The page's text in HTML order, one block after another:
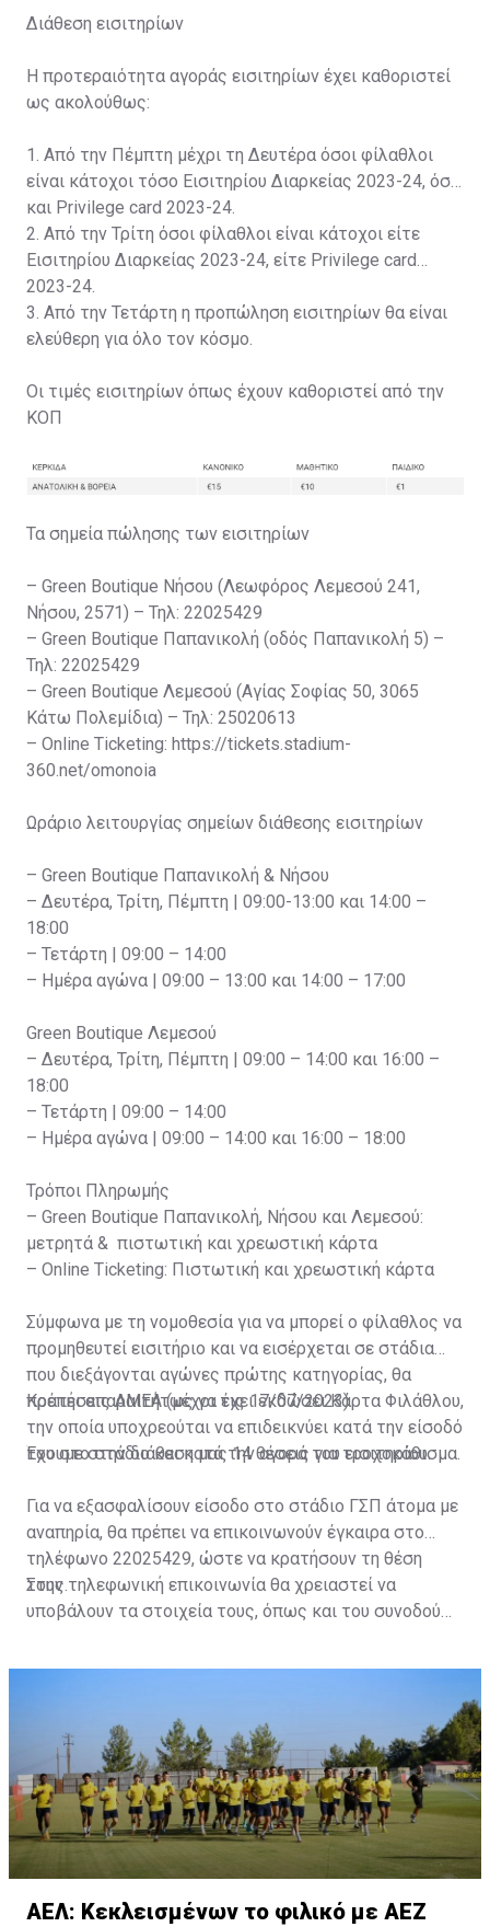
Διάθεση εισιτηρίων
Η προτεραιότητα αγοράς εισιτηρίων έχει καθοριστεί
ως ακολούθως:
1. Από την Πέμπτη μέχρι τη Δευτέρα όσοι φίλαθλοι
είναι κάτοχοι τόσο Εισιτηρίου Διαρκείας 2023-24, όσο
και Privilege card 2023-24.
2. Από την Τρίτη όσοι φίλαθλοι είναι κάτοχοι είτε
Εισιτηρίου Διαρκείας 2023-24, είτε Privilege card
2023-24.
3. Από την Τετάρτη η προπώληση εισιτηρίων θα είναι
ελεύθερη για όλο τον κόσμο.
Οι τιμές εισιτηρίων όπως έχουν καθοριστεί από την
ΚΟΠ
Τα σημεία πώλησης των εισιτηρίων
– Green Boutique Νήσου (Λεωφόρος Λεμεσού 241,
Νήσου, 2571) – Τηλ: 22025429
– Green Boutique Παπανικολή (οδός Παπανικολή 5) –
Τηλ: 22025429
– Green Boutique Λεμεσού (Αγίας Σοφίας 50, 3065
Κάτω Πολεμίδια) – Τηλ: 25020613
– Online Ticketing: https://tickets.stadium-
360.net/omonoia
Ωράριο λειτουργίας σημείων διάθεσης εισιτηρίων
– Green Boutique Παπανικολή & Νήσου
– Δευτέρα, Τρίτη, Πέμπτη | 09:00-13:00 και 14:00 –
18:00
– Τετάρτη | 09:00 – 14:00
– Ημέρα αγώνα | 09:00 – 13:00 και 14:00 – 17:00
Green Boutique Λεμεσού
– Δευτέρα, Τρίτη, Πέμπτη | 09:00 – 14:00 και 16:00 –
18:00
– Τετάρτη | 09:00 – 14:00
– Ημέρα αγώνα | 09:00 – 14:00 και 16:00 – 18:00
Τρόποι Πληρωμής
– Green Boutique Παπανικολή, Νήσου και Λεμεσού:
μετρητά & πιστωτική και χρεωστική κάρτα
– Online Ticketing: Πιστωτική και χρεωστική κάρτα
Σύμφωνα με τη νομοθεσία για να μπορεί ο φίλαθλος να
προμηθευτεί εισιτήριο και να εισέρχεται σε στάδια
που διεξάγονται αγώνες πρώτης κατηγορίας, θα
πρέπει απαραιτήτως να έχει εκδώσει Κάρτα Φιλάθλου,
την οποία υποχρεούται να επιδεικνύει κατά την είσοδό
του στο στάδιο και κατά την αγορά του εισιτηρίου.
Κρατήσεις ΑΜΕΑ (μέχρι τις 17/07/2023)
Έχουμε στην διάθεση μας 14 θέσεις για τροχοκάθισμα.
Για να εξασφαλίσουν είσοδο στο στάδιο ΓΣΠ άτομα με
αναπηρία, θα πρέπει να επικοινωνούν έγκαιρα στο
τηλέφωνο 22025429, ώστε να κρατήσουν τη θέση
τους.
Στην τηλεφωνική επικοινωνία θα χρειαστεί να
υποβάλουν τα στοιχεία τους, όπως και του συνοδού
ονοματεπώνυμο, αριθμός πινακίδας αυτοκινήτου,
ΑΕΛ: Κεκλεισμένων το φιλικό με ΑΕΖ